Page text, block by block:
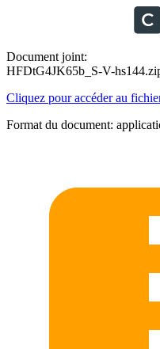
Document joint:
HFDtG4JK65b_S-V-
Cliquez pour accéder au
Format du document: